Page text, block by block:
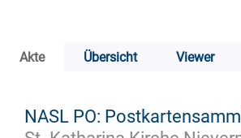
Akte Übersicht Viewer
NASL PO: